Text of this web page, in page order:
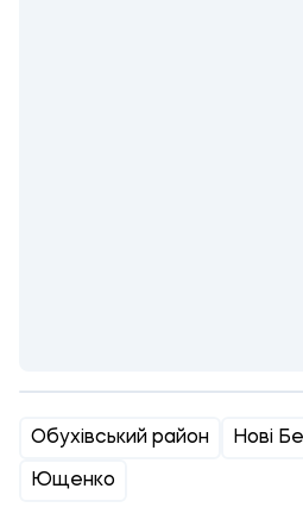
Обухівський район Нові
Ющенко